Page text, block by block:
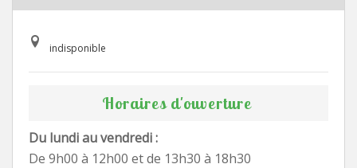
indisponible
Horaires d'ouverture
Du lundi au vendredi :
De 9h00 à 12h00 et de 13h30 à 18h30